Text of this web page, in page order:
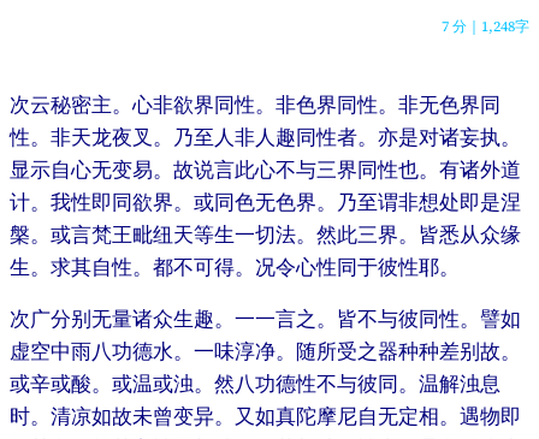
7 分 ｜ 1,248字
次云秘密主。心非欲界同性。非色界同性。非无色界同
性。非天龙夜叉。乃至人非人趣同性者。亦是对诸妄执。
显示自心无变易。故说言此心不与三界同性也。有诸外道
计。我性即同欲界。或同色无色界。乃至谓非想处即是涅
槃。或言梵王毗纽天等生一切法。然此三界。皆悉从众缘
生。求其自性。都不可得。况令心性同于彼性耶。
次广分别无量诸众生趣。一一言之。皆不与彼同性。譬如
虚空中雨八功德水。一味淳净。随所受之器种种差别故。
或辛或酸。或温或浊。然八功德性不与彼同。温解浊息
时。清凉如故未曾变异。又如真陀摩尼自无定相。遇物即